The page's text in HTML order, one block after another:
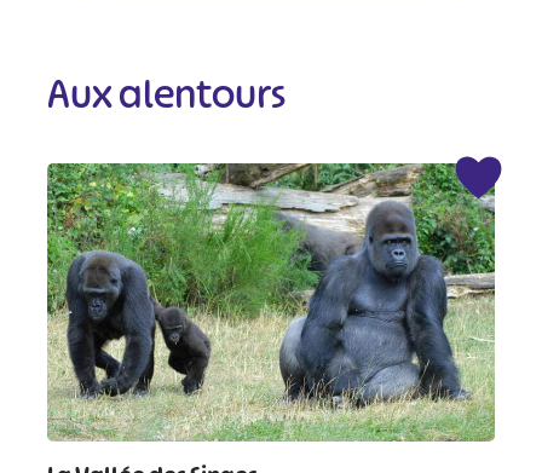
Aux alentours